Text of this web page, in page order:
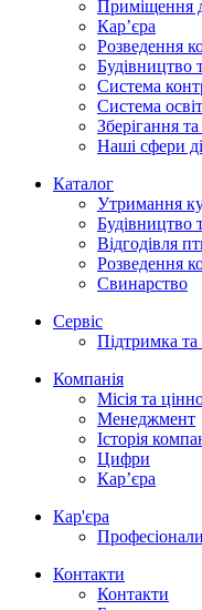
Приміщення
Кар’єра
Розведення
Будівництво
Система
Система
Зберігання
Наші сфери
Каталог
Утримання
Будівництво
Відгодівля
Розведення
Свинарство
Сервіс
Підтримка та
Компанія
Місія та
Менеджмент
Історія
Цифри
Кар’єра
Кар'єра
Професіонали
Контакти
Контакти